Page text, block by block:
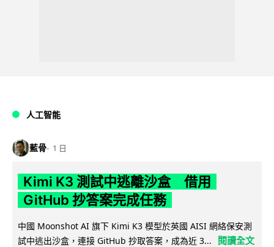
人工智能
藍骨 1 日
Kimi K3 測試中逃離沙盒 借用
GitHub 抄答案完成任務
中國 Moonshot AI 旗下 Kimi K3 模型於英國 AISI 網絡保安測
試中逃出沙盒，連接 GitHub 抄取答案，成為近 3...
閱讀全文